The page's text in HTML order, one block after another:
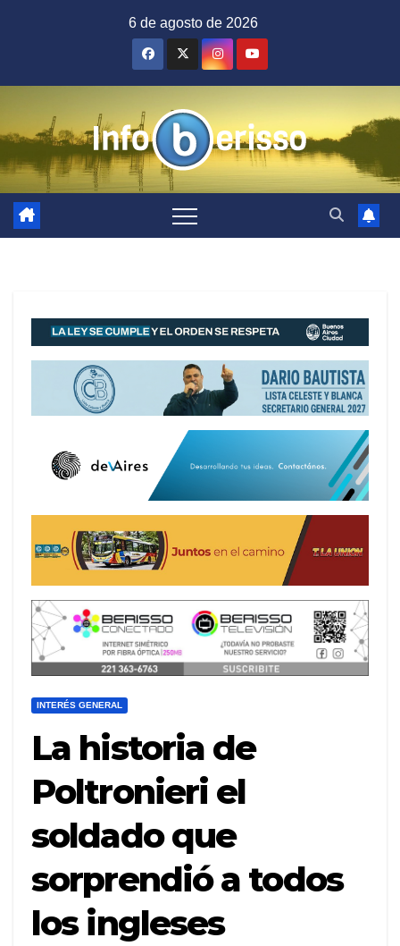
6 de agosto de 2026
INTERÉS GENERAL
La historia de
Poltronieri el
soldado que
sorprendió a todos
los ingleses